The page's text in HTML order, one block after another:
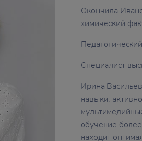
Окончила
химический
Специалист
Ирина
навыки,
обучение
находит